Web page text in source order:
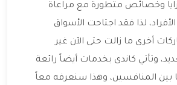
وخصائص متطورة مع مراعاة
لذا فقد اجتاحت الأسواق
أخرى ما زالت حتى الآن غير
وتأتي كاندى بخدمات أيضاً رائعة
بين المنافسين، وهذا سنعرفه معاً